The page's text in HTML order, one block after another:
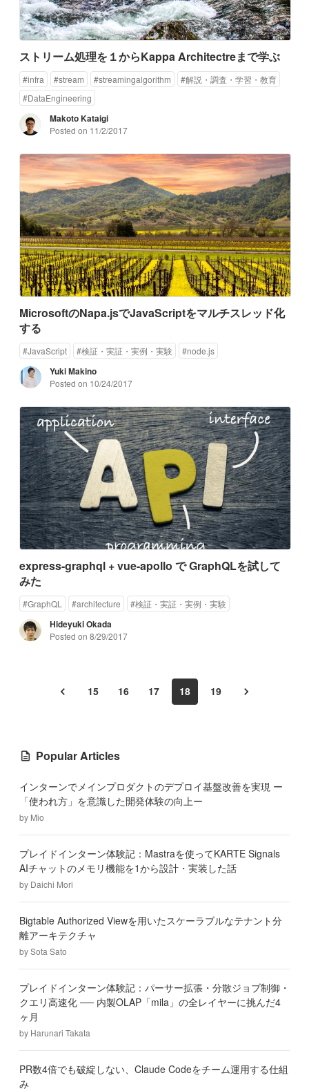
ストリーム処理を１からKappa Architectreまで学ぶ
#infra #stream #streamingalgorithm #解説・調査・学習・教育
#DataEngineering
Makoto Kataigi
Posted on 11/2/2017
MicrosoftのNapa.jsでJavaScriptをマルチスレッド化
する
#JavaScript #検証・実証・実例・実験 #node.js
Yuki Makino
Posted on 10/24/2017
express-graphql + vue-apollo で GraphQLを試して
みた
#GraphQL #architecture #検証・実証・実例・実験
Hideyuki Okada
Posted on 8/29/2017
15 16 17 18 19
Popular Articles
インターンでメインプロダクトのデプロイ基盤改善を実現 ー
「使われ方」を意識した開発体験の向上ー
by Mio
プレイドインターン体験記：Mastraを使ってKARTE Signals
AIチャットのメモリ機能を1から設計・実装した話
by Daichi Mori
Bigtable Authorized Viewを用いたスケーラブルなテナント分
離アーキテクチャ
bySota Sato
プレイドインターン体験記：パーサー拡張・分散ジョブ制御・
クエリ高速化 ── 内製OLAP「mila」の全レイヤーに挑んだ4
ヶ月
by Harunari Takata
PR数4倍でも破綻しない、Claude Codeをチーム運用する仕組
み